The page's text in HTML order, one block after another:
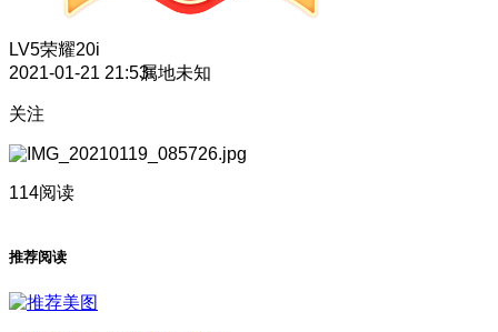
LV5荣耀20i
2021-01-21 21:53属地未知
关注
114阅读
推荐阅读